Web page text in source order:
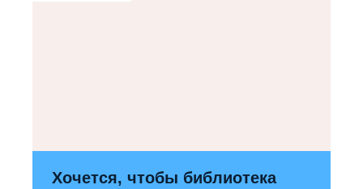
Хочется, чтобы библиотека